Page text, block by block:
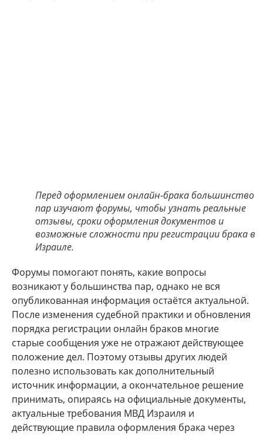
Перед оформлением онлайн-брака большинство
пар изучают форумы, чтобы узнать реальные
отзывы, сроки оформления документов и
возможные сложности при регистрации брака в
Израиле.
Форумы помогают понять, какие вопросы
возникают у большинства пар, однако не вся
опубликованная информация остаётся актуальной.
После изменения судебной практики и обновления
порядка регистрации онлайн браков многие
старые сообщения уже не отражают действующее
положение дел. Поэтому отзывы других людей
полезно использовать как дополнительный
источник информации, а окончательное решение
принимать, опираясь на официальные документы,
актуальные требования МВД Израиля и
действующие правила оформления брака через